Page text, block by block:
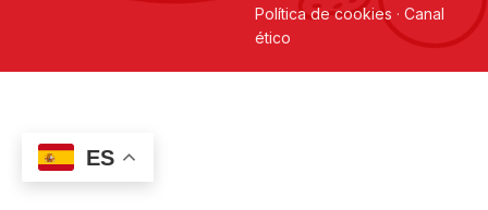
Política de cookies · Canal
ético
ES